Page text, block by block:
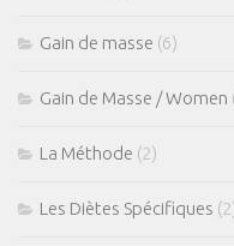
Gain de masse (6)
Gain de Masse / Women
La Méthode (2)
Les Diètes Spécifiques